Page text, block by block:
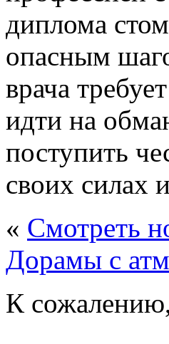
диплома
опасным
врача
идти на
поступить
своих силах
« Смотреть
Дорамы с
К